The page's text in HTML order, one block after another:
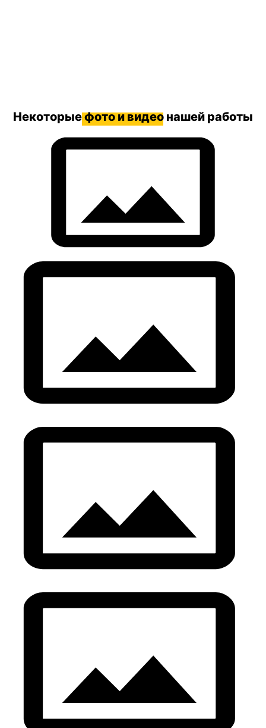
Некоторыефото и видео нашей работы